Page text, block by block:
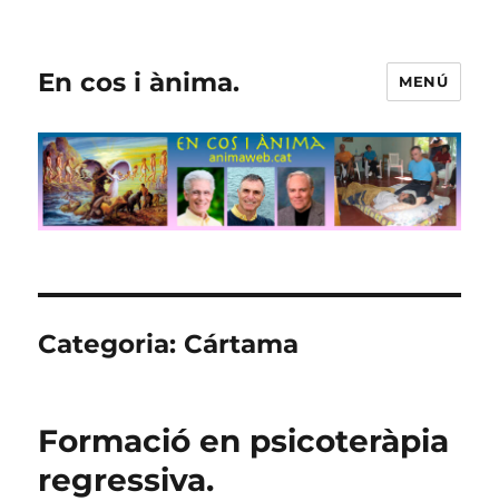
En cos i ànima. MENÚ
Categoria: Cártama
Formació en psicoteràpia
regressiva.